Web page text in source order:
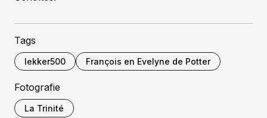
Tags
lekker500 François en Evelyne de Potter
Fotografie
La Trinité